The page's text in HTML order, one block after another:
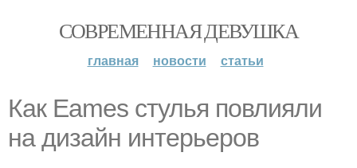
СОВРЕМЕННАЯ ДЕВУШКА
главная новости статьи
Как Eames стулья повлияли
на дизайн интерьеров